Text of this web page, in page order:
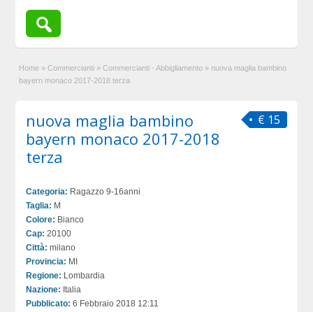
Home » Commercianti » Commercianti - Abbigliamento » nuova maglia bambino
bayern monaco 2017-2018 terza
€ 15
nuova maglia bambino
bayern monaco 2017-2018
terza
Categoria: Ragazzo 9-16anni
Taglia: M
Colore: Bianco
Cap: 20100
Città: milano
Provincia: MI
Regione: Lombardia
Nazione: Italia
Pubblicato: 6 Febbraio 2018 12:11